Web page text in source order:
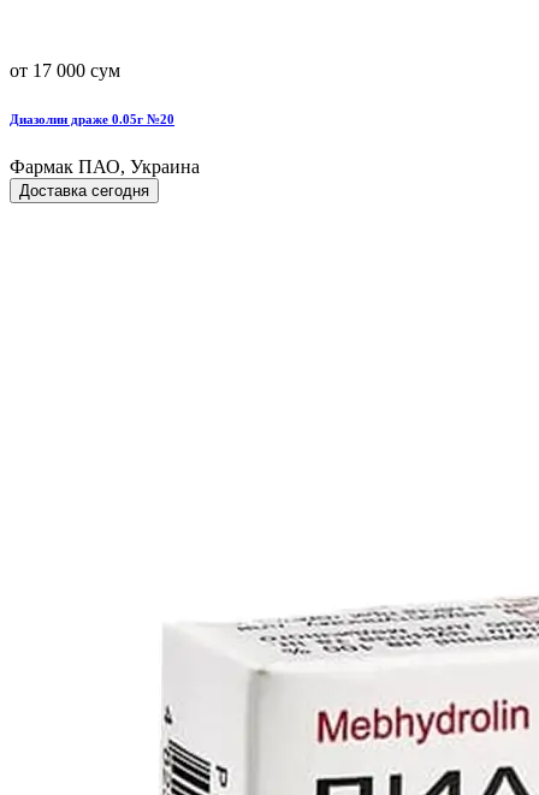
от 17 000 сум
Диазолин драже 0.05г №20
Фармак ПАО, Украина
Доставка сегодня